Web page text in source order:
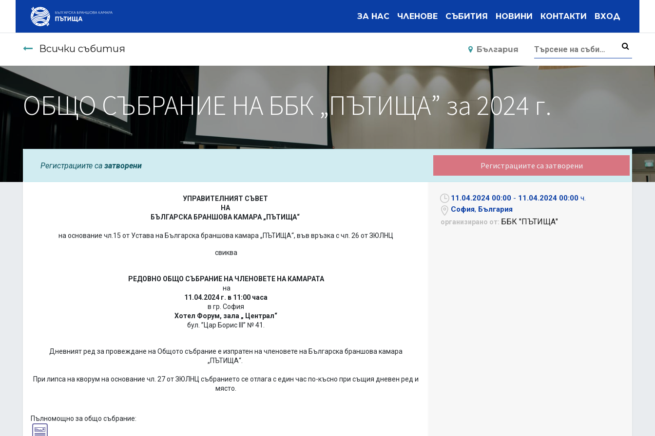
ЗА НАС ЧЛЕНОВЕ СЪБИТИЯ НОВИНИ КОНТАКТИ ВХОД
Всички събития България
ОБЩО СЪБРАНИЕ НА ББК „ПЪТИЩА” за 2024 г.
Регистрациите са затворени Регистрациите са затворени
УПРАВИТЕЛНИЯТ СЪВЕТ
НА
БЪЛГАРСКА БРАНШОВА КАМАРА „ПЪТИЩА“
на основание чл.15 от Устава на Българска браншова камара „ПЪТИЩА“, във връзка с чл. 26 от ЗЮЛНЦ
свиква
РЕДОВНО ОБЩО СЪБРАНИЕ НА ЧЛЕНОВЕТЕ НА КАМАРАТА
на
11.04.2024 г. в 11:00 часа
в гр. София
Хотел Форум, зала „ Централ“
бул. ”Цар Борис III” № 41.
Дневният ред за провеждане на Общото събрание е изпратен на членовете на Българска браншова камара
„ПЪТИЩА“.
При липса на кворум на основание чл. 27 от ЗЮЛНЦ събранието се отлага с един час по-късно при същия дневен ред и
място.
Пълномощно за общо събрание:
11.04.2024 00:00 - 11.04.2024 00:00 ч.
София, България
организирано от: ББК "ПЪТИЩА"